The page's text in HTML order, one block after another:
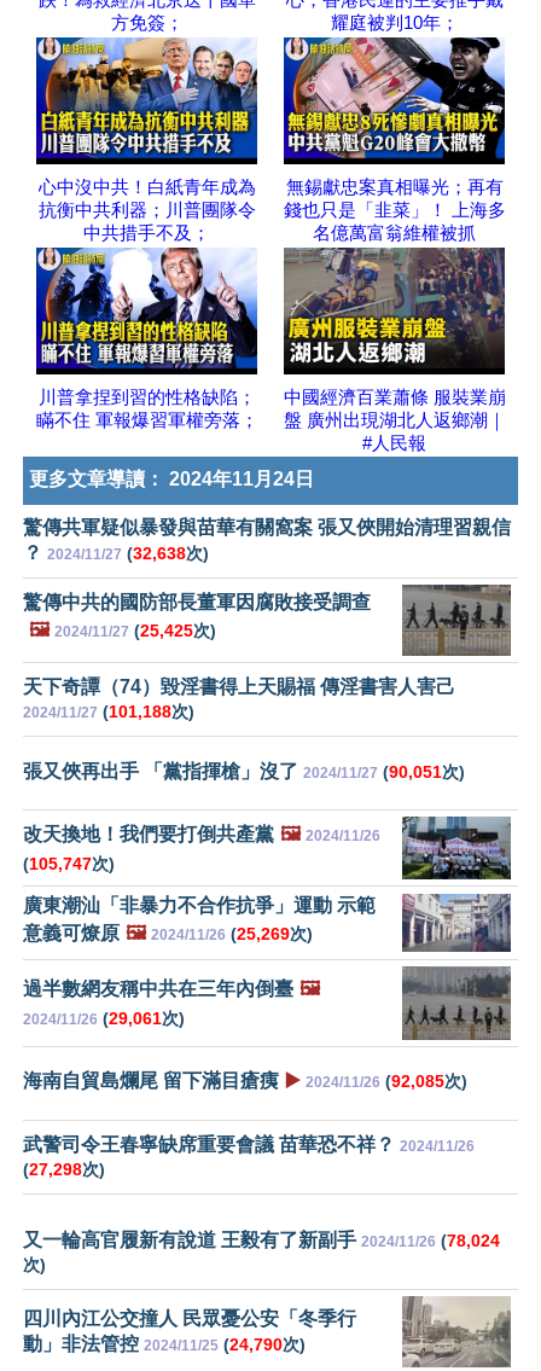
方免簽；
耀庭被判10年；
心中沒中共！白紙青年成為
抗衡中共利器；川普團隊令
中共措手不及；
無錫獻忠案真相曝光；再有
錢也只是「韭菜」！ 上海多
名億萬富翁維權被抓
川普拿捏到習的性格缺陷；
瞞不住 軍報爆習軍權旁落；
中國經濟百業蕭條 服裝業崩
盤 廣州出現湖北人返鄉潮｜
#人民報
更多文章導讀： 2024年11月24日
驚傳共軍疑似暴發與苗華有關窩案 張又俠開始清理習親信
？ 2024/11/27 (32,638次)
驚傳中共的國防部長董軍因腐敗接受調查
🖼️ 2024/11/27 (25,425次)
天下奇譚（74）毀淫書得上天賜福 傳淫書害人害己
2024/11/27 (101,188次)
張又俠再出手 「黨指揮槍」沒了 2024/11/27 (90,051次)
改天換地！我們要打倒共產黨 🖼️ 2024/11/26
(105,747次)
廣東潮汕「非暴力不合作抗爭」運動 示範
意義可燎原 🖼️ 2024/11/26 (25,269次)
過半數網友稱中共在三年內倒臺 🖼️
2024/11/26 (29,061次)
海南自貿島爛尾 留下滿目瘡痍 ▶️ 2024/11/26 (92,085次)
武警司令王春寧缺席重要會議 苗華恐不祥？ 2024/11/26
(27,298次)
又一輪高官履新有說道 王毅有了新副手 2024/11/26 (78,024
次)
四川內江公交撞人 民眾憂公安「冬季行
動」非法管控 2024/11/25 (24,790次)